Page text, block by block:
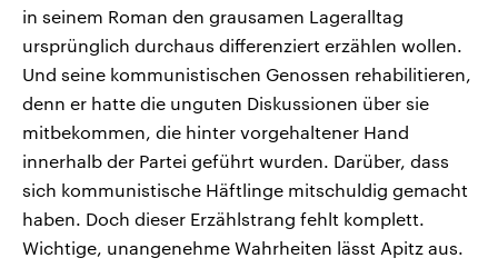
in seinem Roman den grausamen Lageralltag
ursprünglich durchaus differenziert erzählen wollen.
Und seine kommunistischen Genossen rehabilitieren,
denn er hatte die unguten Diskussionen über sie
mitbekommen, die hinter vorgehaltener Hand
innerhalb der Partei geführt wurden. Darüber, dass
sich kommunistische Häftlinge mitschuldig gemacht
haben. Doch dieser Erzählstrang fehlt komplett.
Wichtige, unangenehme Wahrheiten lässt Apitz aus.